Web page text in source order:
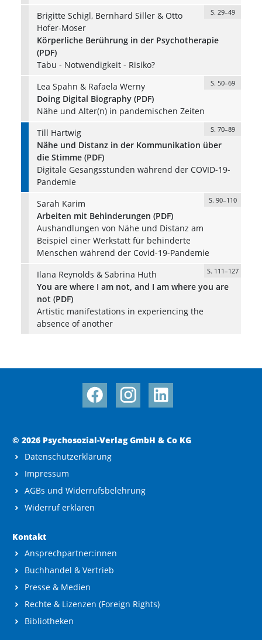
Brigitte Schigl, Bernhard Siller & Otto
Hofer-Moser
S. 29–49
Körperliche Berührung in der Psychotherapie
(PDF)
Tabu - Notwendigkeit - Risiko?
Lea Spahn & Rafaela Werny
S. 50–69
Doing Digital Biography (PDF)
Nähe und Alter(n) in pandemischen Zeiten
Till Hartwig
S. 70–89
Nähe und Distanz in der Kommunikation über
die Stimme (PDF)
Digitale Gesangsstunden während der COVID-19-
Pandemie
Sarah Karim
S. 90–110
Arbeiten mit Behinderungen (PDF)
Aushandlungen von Nähe und Distanz am
Beispiel einer Werkstatt für behinderte
Menschen während der Covid-19-Pandemie
Ilana Reynolds & Sabrina Huth
S. 111–127
You are where I am not, and I am where you are
not (PDF)
Artistic manifestations in experiencing the
absence of another
© 2026 Psychosozial-Verlag GmbH & Co KG
Datenschutzerklärung
Impressum
AGBs und Widerrufsbelehrung
Widerruf erklären
Kontakt
Ansprechpartner:innen
Buchhandel & Vertrieb
Presse & Medien
Rechte & Lizenzen (Foreign Rights)
Bibliotheken